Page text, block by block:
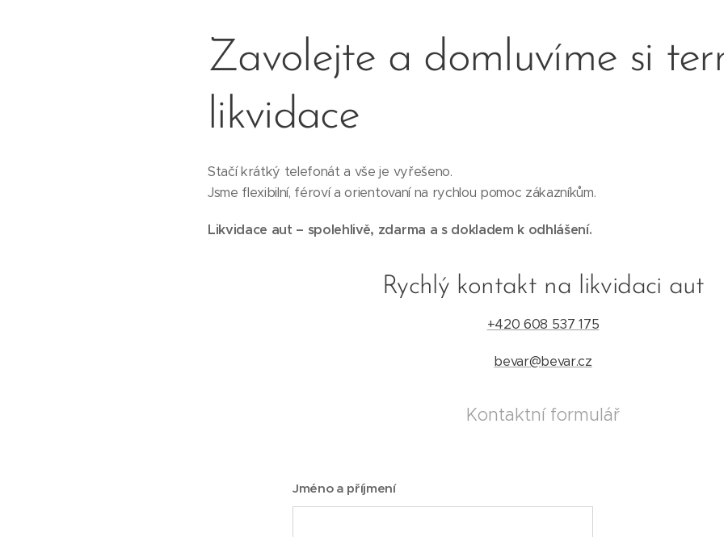
Zavolejte a domluvíme si
likvidace
Stačí krátký telefonát a vše je vyřešeno.
Jsme flexibilní, féroví a orientovaní na rychlou pomoc zákazníkům.
Likvidace aut – spolehlivě, zdarma a s dokladem k odhlášení.
Rychlý kontakt na likvidaci aut
+420 608 537 175
bevar@bevar.cz
Kontaktní formulář
Jméno a příjmení